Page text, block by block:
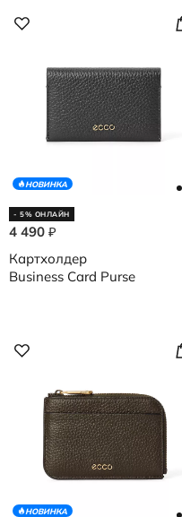
НОВИНКА
- 5% ОНЛАЙН
4 490 ₽
Картхолдер
Business Card Purse
НОВИНКА